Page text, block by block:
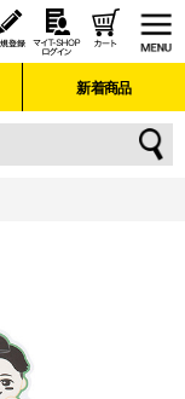
新着商品